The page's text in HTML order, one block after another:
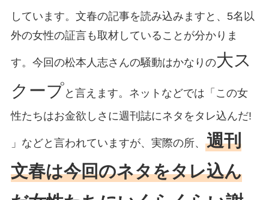
しています。文春の記事を読み込みますと、5名以
外の女性の証言も取材していることが分かりま
す。今回の松本人志さんの騒動はかなりの大ス
クープと言えます。ネットなどでは「この女
性たちはお金欲しさに週刊誌にネタをタレ込んだ!
」などと言われていますが、実際の所、 週刊
文春は今回のネタをタレ込ん